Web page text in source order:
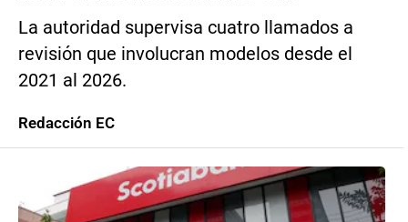
La autoridad supervisa cuatro llamados a
revisión que involucran modelos desde el
2021 al 2026.
Redacción EC